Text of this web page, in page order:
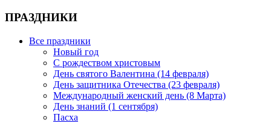
ПРАЗДНИКИ
Все праздники
Новый год
С рождеством христовым
День святого Валентина (14 февраля)
День защитника Отечества (23 февраля)
Международный женский день (8 Марта)
День знаний (1 сентября)
Пасха